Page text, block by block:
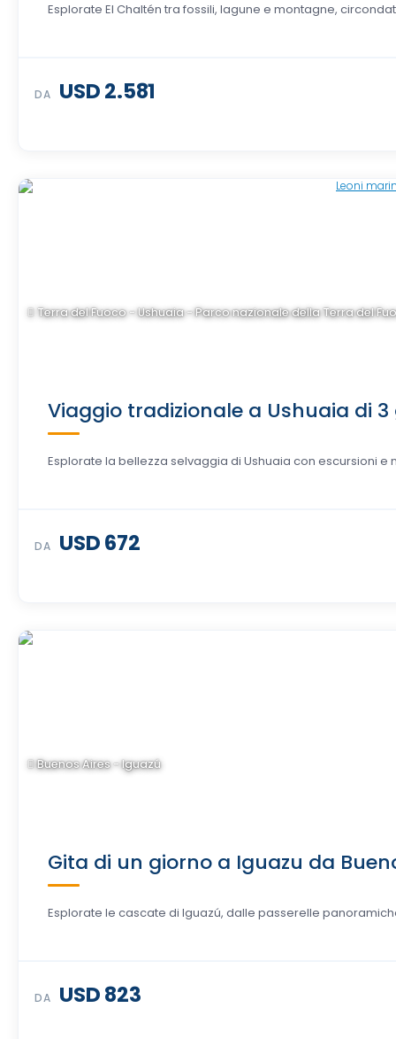
Esplorate El Chaltén tra fossili, lagune e montagne,
DA USD 2.581
Terra del Fuoco - Ushuaia - Parco nazionale della Terra del
Viaggio tradizionale a Ushuaia di 3
Esplorate la bellezza selvaggia di Ushuaia con escursioni e
DA USD 672
Buenos Aires - Iguazú
Gita di un giorno a Iguazu da
Esplorate le cascate di Iguazú, dalle passerelle
DA USD 823